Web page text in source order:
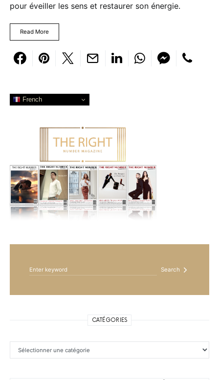
pour éveiller les sens et restaurer son énergie.
Read More
French
Search
CATÉGORIES